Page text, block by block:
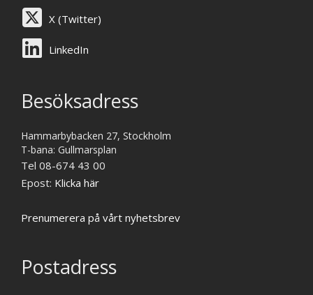
X (Twitter)
LinkedIn
Besöksadress
Hammarbybacken 27, Stockholm
T-bana: Gullmarsplan
Tel 08-674 43 00
Epost: Klicka här
Prenumerera på vårt nyhetsbrev
Postadress